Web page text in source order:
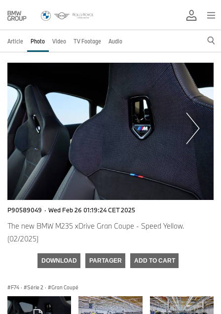
Article Photo Video TV Footage Audio
P90589049 · Wed Feb 26 01:19:24 CET 2025
The new BMW M235 xDrive Gran Coupe - Speed Yellow.
(02/2025)
DOWNLOAD PARTAGER ADD TO CART
F74 · Série 2 · Gran Coupé